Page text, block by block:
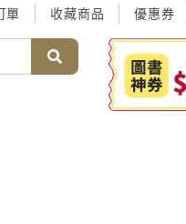
單 收藏商品 優惠券